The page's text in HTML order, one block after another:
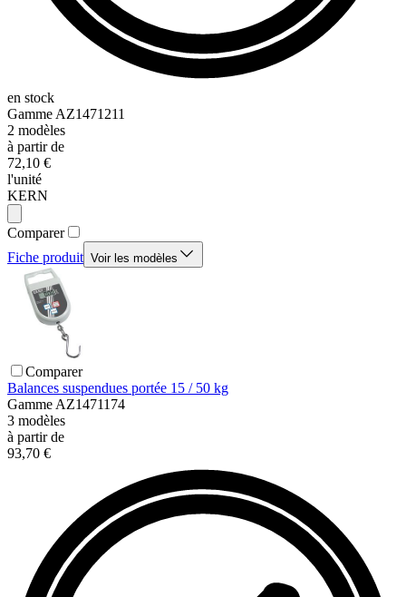
en stock
Gamme AZ1471211
2 modèles
à partir de
72,10 €
l'unité
KERN
Comparer
Fiche produit Voir les modèles
Comparer
Balances suspendues portée 15 / 50 kg
Gamme AZ1471174
3 modèles
à partir de
93,70 €